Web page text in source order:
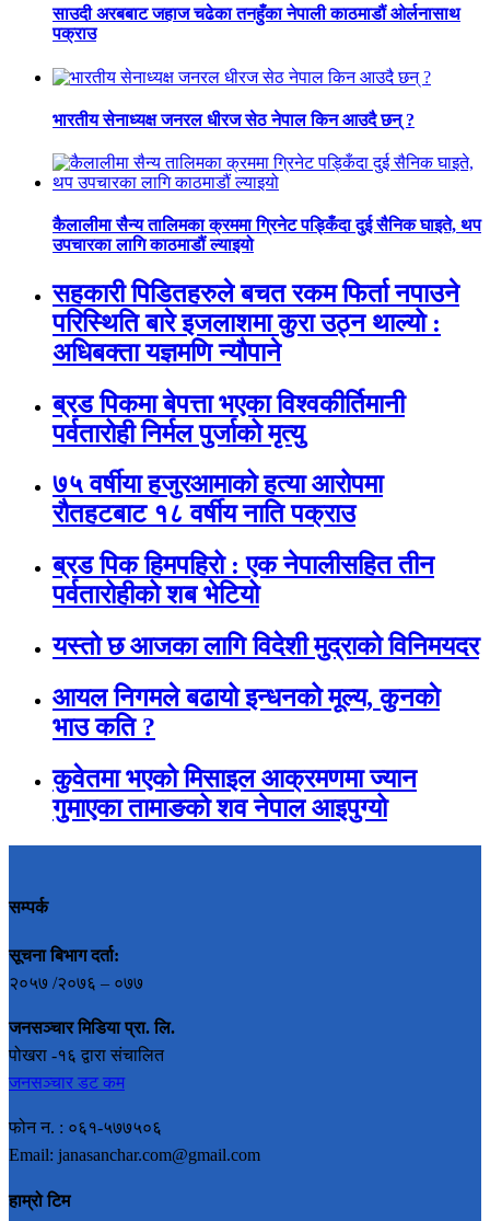
साउदी अरबबाट जहाज चढेका तनहुँका नेपाली काठमाडौं ओर्लनासाथ
पक्राउ
भारतीय सेनाध्यक्ष जनरल धीरज सेठ नेपाल किन आउदै छन् ?
कैलालीमा सैन्य तालिमका क्रममा ग्रिनेट पड्किँदा दुई सैनिक घाइते, थप
उपचारका लागि काठमाडौं ल्याइयो
सहकारी पिडितहरुले बचत रकम फिर्ता नपाउने
परिस्थिति बारे इजलाशमा कुरा उठ्न थाल्यो :
अधिबक्ता यज्ञमणि न्यौपाने
ब्रड पिकमा बेपत्ता भएका विश्वकीर्तिमानी
पर्वतारोही निर्मल पुर्जाको मृत्यु
७५ वर्षीया हजुरआमाको हत्या आरोपमा
रौतहटबाट १८ वर्षीय नाति पक्राउ
ब्रड पिक हिमपहिरो : एक नेपालीसहित तीन
पर्वतारोहीको शब भेटियो
यस्तो छ आजका लागि विदेशी मुद्राको विनिमयदर
आयल निगमले बढायो इन्धनको मूल्य, कुनकाे
भाउ कति ?
कुवेतमा भएको मिसाइल आक्रमणमा ज्यान
गुमाएका तामाङको शव नेपाल आइपुग्यो
सम्पर्क
सूचना बिभाग दर्ता:
२०५७ /२०७६ – ०७७
जनसञ्चार मिडिया प्रा. लि.
पोखरा -१६ द्वारा संचालित
जनसञ्चार डट कम
फोन न. : ०६१-५७७५०६
Email: janasanchar.com@gmail.com
हाम्रो टिम